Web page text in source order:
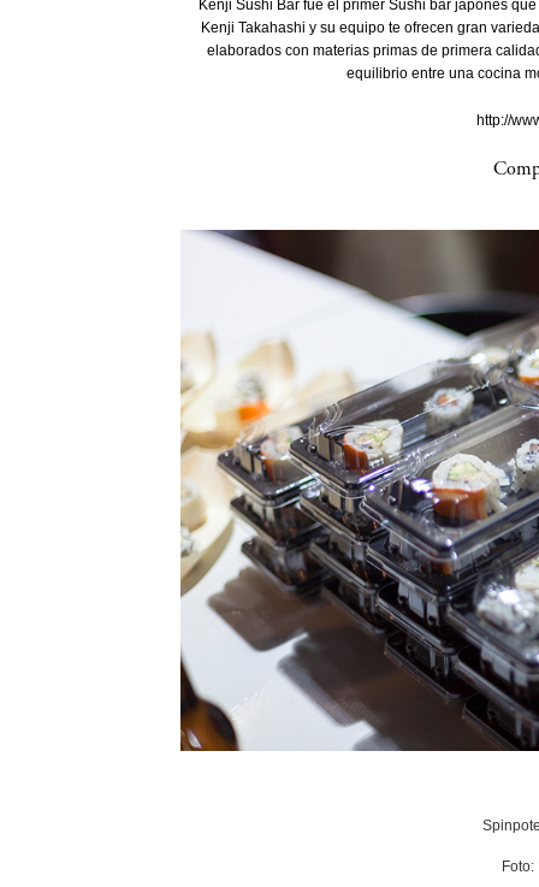
Kenji Sushi Bar fue el primer Sushi bar japonés
Kenji Takahashi y su equipo te ofrecen gran
elaborados con materias primas de primera
equilibrio entre una cocina
http://